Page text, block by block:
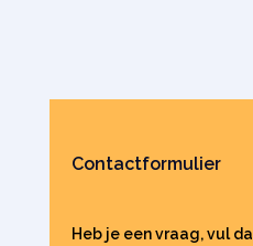
Contactformulier
Heb je een vraag, vul